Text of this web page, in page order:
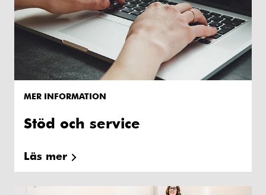
MER INFORMATION
Stöd och service
Läs mer